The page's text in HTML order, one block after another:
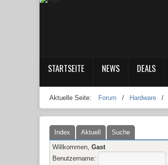
STARTSEITE NEWS DEALS
Aktuelle Seite: Forum / Hardware /
Index Aktuell
Suche
Willkommen, Gast
Benutzername: